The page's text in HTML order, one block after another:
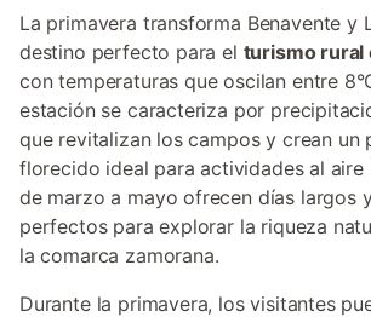
La primavera transforma Benavente y
destino perfecto para el turismo rural
con temperaturas que oscilan entre
estación se caracteriza por
que revitalizan los campos y crean un
florecido ideal para actividades al aire
de marzo a mayo ofrecen días largos
perfectos para explorar la riqueza
la comarca zamorana.
Durante la primavera, los visitantes